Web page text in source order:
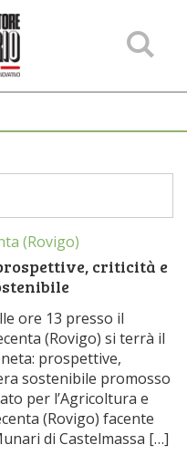
(Rovigo)
criticità e
ore 13 presso il
(Rovigo) si terrà il
prospettive,
sostenibile promosso
per l’Agricoltura e
(Rovigo) facente
di Castelmassa […]